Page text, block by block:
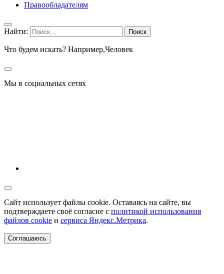
Правообладателям
Найти:
Что будем искать? Например,Человек
Мы в социальных сетях
Сайт использует файлы cookie. Оставаясь на сайте, вы
подтверждаете своё согласие с политикой использования
файлов cookie и сервиса Яндекс.Метрика.
Соглашаюсь